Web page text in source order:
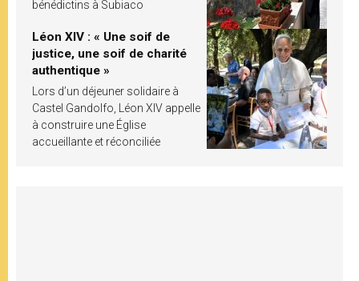
bénédictins à Subiaco
Léon XIV : « Une soif de
justice, une soif de charité
authentique »
Lors d’un déjeuner solidaire à
Castel Gandolfo, Léon XIV appelle
à construire une Église
accueillante et réconciliée